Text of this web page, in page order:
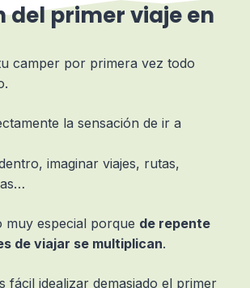
del primer viaje en
camper por primera vez todo
la sensación de ir a
imaginar viajes, rutas,
muy especial porque de repente
de viajar se multiplican.
fácil idealizar demasiado el primer